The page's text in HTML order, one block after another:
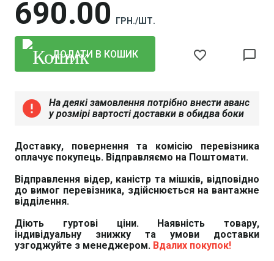
690 00 ГРН./ШТ.
ДОДАТИ В КОШИК favorite_border chat_bubble_outline
error
На деякі замовлення потрібно внести аванс
у розмірі вартості доставки в обидва боки
Доставку, повернення та комісію перевізника
оплачує покупець. Відправляємо на Поштомати.
Відправлення відер, каністр та мішків, відповідно
до вимог перевізника, здійснюється на вантажне
відділення.
Діють гуртові ціни. Наявність товару,
індивідуальну знижку та умови доставки
узгоджуйте з менеджером. Вдалих покупок!